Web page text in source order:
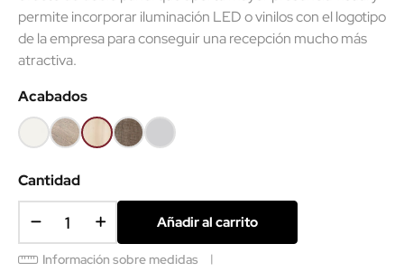
permite incorporar iluminación LED o vinilos con el logotipo
de la empresa para conseguir una recepción mucho más
atractiva.
Acabados
BlancoOlmo
claro
AcaciaNebraska
Gris
claro
Cantidad
Añadir al carrito
Información sobre medidas